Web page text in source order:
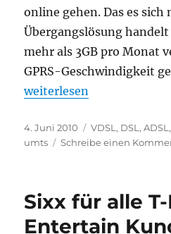
online gehen. Das es sich
Übergangslösung
mehr als 3GB pro Monat
GPRS-Geschwindigkeit
„UMTS-Sofortstart nun
weiterlesen
Veröffentlicht
am
4. Juni 2010 Kategorien
VDSL , DSL,
umts
Schreibe einen
Sixx für alle
Entertain